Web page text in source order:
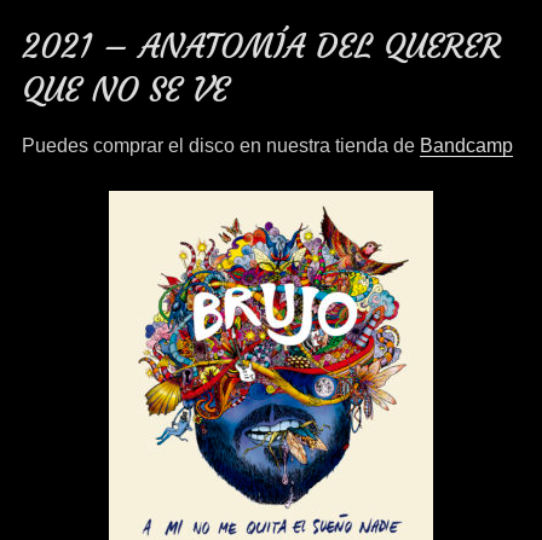
2021 – ANATOMÍA DEL QUERER
QUE NO SE VE
Puedes comprar el disco en nuestra tienda de Bandcamp